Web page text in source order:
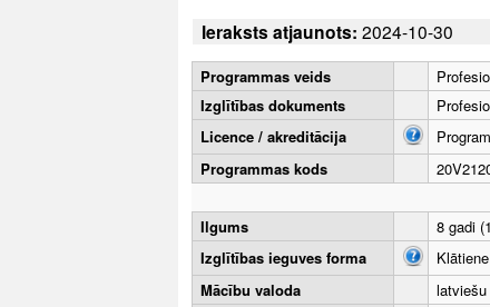
Ieraksts atjaunots: 2024-10-30
Programmas veids
Izglītības dokuments
Licence / akreditācija
Programmas kods
Ilgums
8 gadi
Izglītības ieguves forma
Klātiene
Mācību valoda
latviešu